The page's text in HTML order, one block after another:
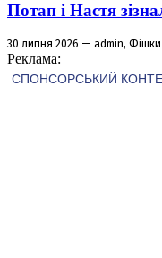
Потап і Настя
30 липня 2026 — admin, Фішки
Реклама: